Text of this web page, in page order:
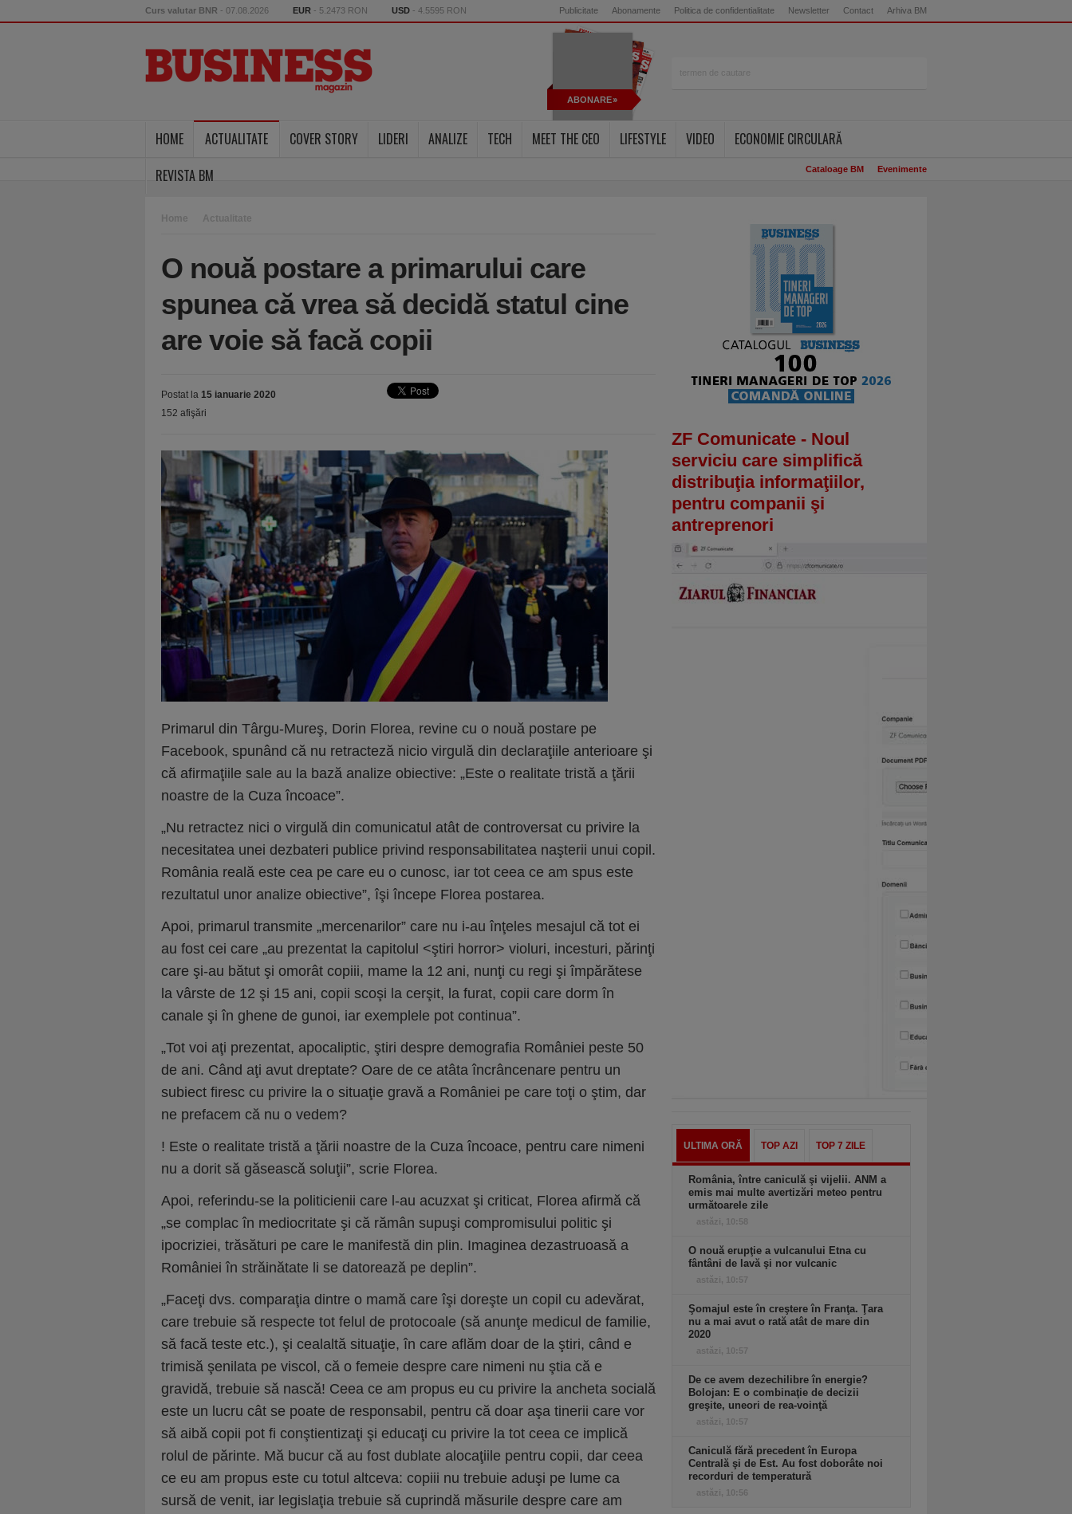
Curs valutar BNR - 07.08.2026 EUR - 5.2473 RON USD - 4.5595 RON Publicitate Abonamente Politica de confidentialitate Newsletter Contact Arhiva BM
ABONARE
HOME ACTUALITATE COVER STORY LIDERI ANALIZE TECH MEET THE CEO LIFESTYLE VIDEO
ECONOMIE CIRCULARĂ
REVISTA BM
Cataloage BM Evenimente
Home Actualitate
O nouă postare a primarului care
spunea că vrea să decidă statul cine
are voie să facă copii
Postat la 15 ianuarie 2020
152 afişări
Primarul din Târgu-Mureş, Dorin Florea, revine cu o nouă postare pe
Facebook, spunând că nu retracteză nicio virgulă din declaraţiile anterioare şi
că afirmaţiile sale au la bază analize obiective: „Este o realitate tristă a ţării
noastre de la Cuza încoace”.
„Nu retractez nici o virgulă din comunicatul atât de controversat cu privire la
necesitatea unei dezbateri publice privind responsabilitatea naşterii unui copil.
România reală este cea pe care eu o cunosc, iar tot ceea ce am spus este
rezultatul unor analize obiective”, îşi începe Florea postarea.
Apoi, primarul transmite „mercenarilor” care nu i-au înţeles mesajul că tot ei
au fost cei care „au prezentat la capitolul <ştiri horror> violuri, incesturi, părinţi
care şi-au bătut şi omorât copiii, mame la 12 ani, nunţi cu regi şi împărătese
la vârste de 12 şi 15 ani, copii scoşi la cerşit, la furat, copii care dorm în
canale şi în ghene de gunoi, iar exemplele pot continua”.
„Tot voi aţi prezentat, apocaliptic, ştiri despre demografia României peste 50
de ani. Când aţi avut dreptate? Oare de ce atâta încrâncenare pentru un
subiect firesc cu privire la o situaţie gravă a României pe care toţi o ştim, dar
ne prefacem că nu o vedem?
! Este o realitate tristă a ţării noastre de la Cuza încoace, pentru care nimeni
nu a dorit să găsească soluţii”, scrie Florea.
Apoi, referindu-se la politicienii care l-au acuzxat şi criticat, Florea afirmă că
„se complac în mediocritate şi că rămân supuşi compromisului politic şi
ipocriziei, trăsături pe care le manifestă din plin. Imaginea dezastruoasă a
României în străinătate li se datorează pe deplin”.
„Faceţi dvs. comparaţia dintre o mamă care îşi doreşte un copil cu adevărat,
care trebuie să respecte tot felul de protocoale (să anunţe medicul de familie,
să facă teste etc.), şi cealaltă situaţie, în care aflăm doar de la ştiri, când e
trimisă şenilata pe viscol, că o femeie despre care nimeni nu ştia că e
gravidă, trebuie să nască! Ceea ce am propus eu cu privire la ancheta socială
este un lucru cât se poate de responsabil, pentru că doar aşa tinerii care vor
să aibă copii pot fi conştientizaţi şi educaţi cu privire la tot ceea ce implică
rolul de părinte. Mă bucur că au fost dublate alocaţiile pentru copii, dar ceea
ce eu am propus este cu totul altceva: copiii nu trebuie aduşi pe lume ca
sursă de venit, iar legislaţia trebuie să cuprindă măsurile despre care am
ZF Comunicate - Noul
serviciu care simplifică
distribuţia informaţiilor,
pentru companii şi
antreprenori
ULTIMA ORĂ TOP AZI TOP 7 ZILE
România, între caniculă şi vijelii. ANM a
emis mai multe avertizări meteo pentru
următoarele zile
astăzi, 10:58
O nouă erupţie a vulcanului Etna cu
fântâni de lavă şi nor vulcanic
astăzi, 10:57
Şomajul este în creştere în Franţa. Ţara
nu a mai avut o rată atât de mare din
2020
astăzi, 10:57
De ce avem dezechilibre în energie?
Bolojan: E o combinaţie de decizii
greşite, uneori de rea-voinţă
astăzi, 10:57
Caniculă fără precedent în Europa
Centrală şi de Est. Au fost doborâte noi
recorduri de temperatură
astăzi, 10:56